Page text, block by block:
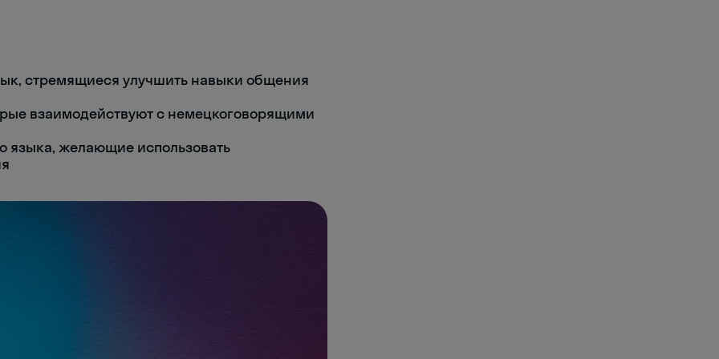
стремящиеся улучшить навыки общения
взаимодействуют с немецкоговорящими
языка, желающие использовать